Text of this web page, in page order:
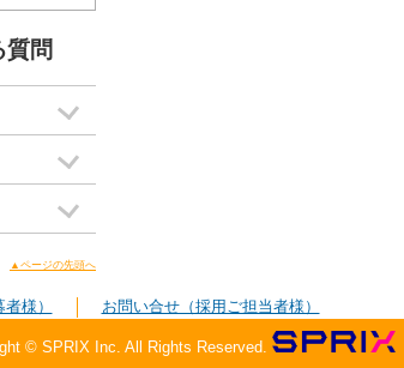
問
▲ページの先頭へ
様） お問い合せ（採用ご担当者様）
© SPRIX Inc. All Rights Reserved.